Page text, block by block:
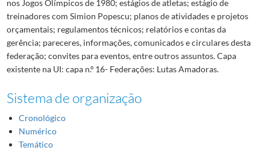
nos Jogos Olímpicos de 1980; estágios de atletas; estágio de
treinadores com Simion Popescu; planos de atividades e projetos
orçamentais; regulamentos técnicos; relatórios e contas da
gerência; pareceres, informações, comunicados e circulares desta
federação; convites para eventos, entre outros assuntos. Capa
existente na UI: capa n.º 16- Federações: Lutas Amadoras.
Sistema de organização
Cronológico
Numérico
Temático